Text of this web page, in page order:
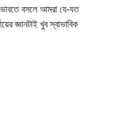
বসলে আমরা যে-যত
জ্ঞানটাই খুব স্বাভাবিক